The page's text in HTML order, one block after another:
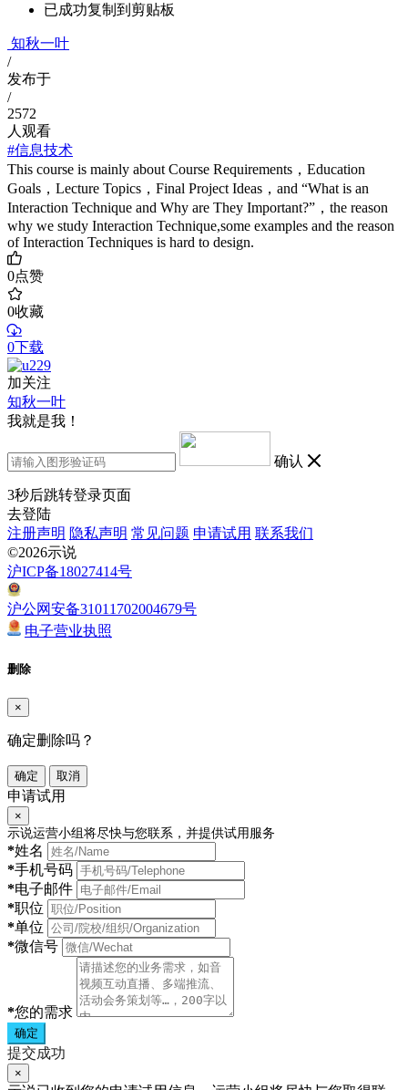
已成功复制到剪贴板
知秋一叶
/
发布于
/
2572
人观看
#信息技术
This course is mainly about Course Requirements，Education
Goals，Lecture Topics，Final Project Ideas，and “What is an
Interaction Technique and Why are They Important?”，the reason
why we study Interaction Technique,some examples and the reason
of Interaction Techniques is hard to design.
0点赞
0收藏
0下载
加关注
知秋一叶
我就是我！
确认
3秒后跳转登录页面
去登陆
注册声明 隐私声明 常见问题 申请试用 联系我们
©2026示说
沪ICP备18027414号
沪公网安备31011702004679号
电子营业执照
删除
×
确定删除吗？
确定 取消
申请试用
×
示说运营小组将尽快与您联系，并提供试用服务
*姓名
*手机号码
*电子邮件
*职位
*单位
*微信号
*您的需求
确定
提交成功
×